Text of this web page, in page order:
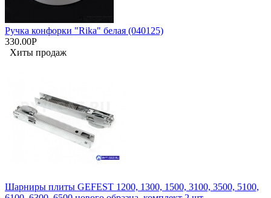
Ручка конфорки "Rika" белая (040125)
330.00Р
Хиты продаж
Шарниры плиты GEFEST 1200, 1300, 1500, 3100, 3500, 5100,